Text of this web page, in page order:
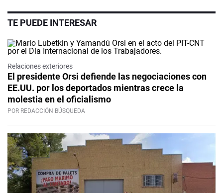
TE PUEDE INTERESAR
Relaciones exteriores
El presidente Orsi defiende las negociaciones con
EE.UU. por los deportados mientras crece la
molestia en el oficialismo
POR REDACCIÓN BÚSQUEDA